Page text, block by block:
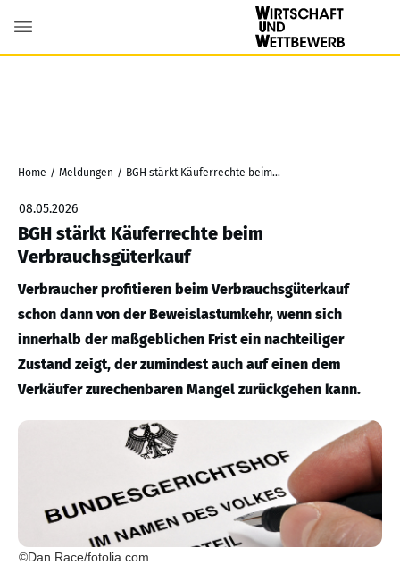
Home / Meldungen / BGH stärkt Käuferrechte beim Verbrauchsgüterkauf
08.05.2026
BGH stärkt Käuferrechte beim
Verbrauchsgüterkauf
Verbraucher profitieren beim Verbrauchsgüterkauf
schon dann von der Beweislastumkehr, wenn sich
innerhalb der maßgeblichen Frist ein nachteiliger
Zustand zeigt, der zumindest auch auf einen dem
Verkäufer zurechenbaren Mangel zurückgehen kann.
©Dan Race/fotolia.com